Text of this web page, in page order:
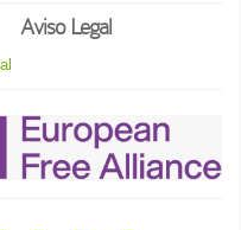
Aviso Legal